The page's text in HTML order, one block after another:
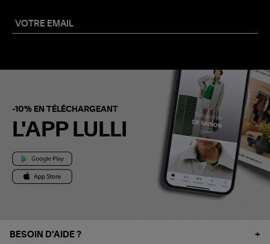
-10% EN TÉLÉCHARGEANT
L'APP LULLI
BESOIN D'AIDE ?